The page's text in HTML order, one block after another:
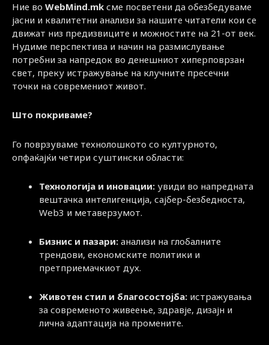
Ние во WebMind.mk сме посветени да обезбедуваме
јасни и квалитетни анализи за нашите читатели кои се
движат низ предизвиците и можностите на 21-от век.
Нудиме перспектива и начин на размислување
потребни за напредок во денешниот хиперповрзан
свет, преку истражување на клучните пресечни
точки на современиот живот.
Што покриваме?
Го поврзуваме технолошкото со културното,
опфаќајќи четири суштински области:
Технологија и иновации: увиди во напредната
вештачка интелигенција, сајбер-безбедноста,
Web3 и метаверзумот.
Бизнис и пазари: анализи на глобалните
трендови, економските политики и
претприемачкиот дух.
Животен стил и благосостојба: истражувања
за современото живеење, здравје, дизајн и
лична адаптација на промените.